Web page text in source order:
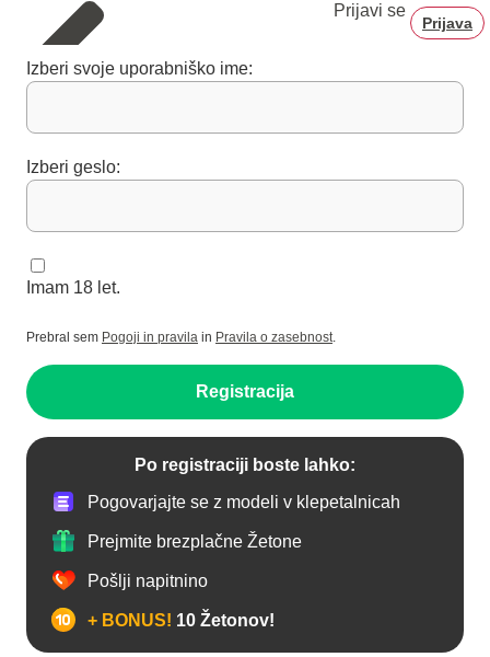
Prijavi se
Prijava
Izberi svoje uporabniško ime:
Izberi geslo:
Imam 18 let.
Prebral sem Pogoji in pravila in Pravila o zasebnost.
Registracija
Po registraciji boste lahko:
Pogovarjajte se z modeli v klepetalnicah
Prejmite brezplačne Žetone
Pošlji napitnino
+ BONUS! 10 Žetonov!